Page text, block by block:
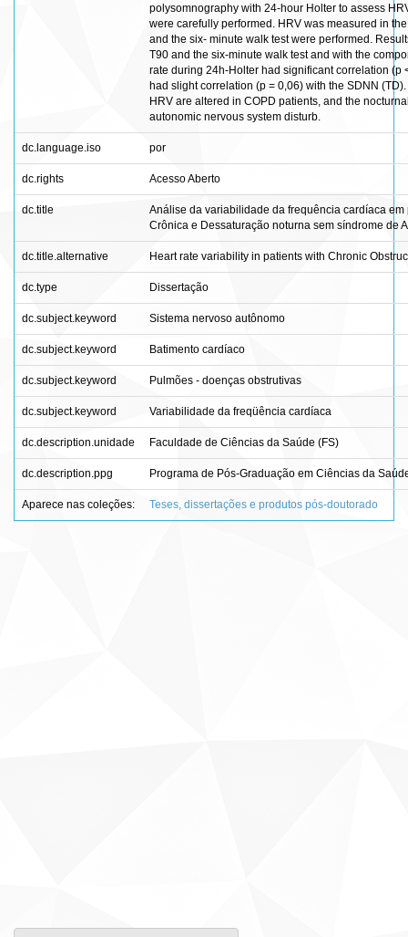
polysomnography with 24-hour Holter to assess
were carefully performed. HRV was measured in
and the six- minute walk test were performed.
T90 and the six-minute walk test and with the
rate during 24h-Holter had significant correlation (p
had slight correlation (p = 0,06) with the SDNN
HRV are altered in COPD patients, and the
autonomic nervous system disturb.
dc.language.iso por
dc.rights Acesso Aberto
dc.title
Análise da variabilidade da frequência cardíaca
Crônica e Dessaturação noturna sem síndrome de
dc.title.alternative Heart rate variability in patients with Chronic
dc.type Dissertação
dc.subject.keyword Sistema nervoso autônomo
dc.subject.keyword Batimento cardíaco
dc.subject.keyword Pulmões - doenças obstrutivas
dc.subject.keyword Variabilidade da freqüência cardíaca
dc.description.unidade Faculdade de Ciências da Saúde (FS)
dc.description.ppg Programa de Pós-Graduação em Ciências da
Aparece nas coleções: Teses, dissertações e produtos pós-doutorado